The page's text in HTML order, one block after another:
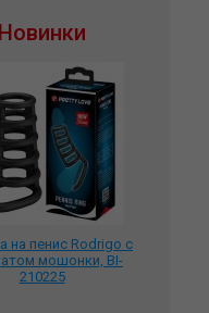
Новинки
на пенис Rodrigo с
мошонки, BI-
210225